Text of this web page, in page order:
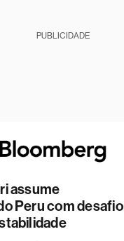
PUBLICIDADE
assume
Peru com desafio